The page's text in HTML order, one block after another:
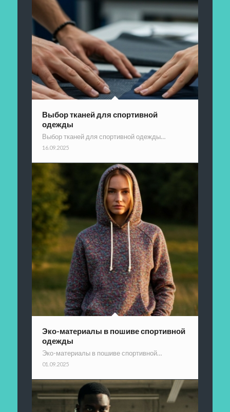
Выбор тканей для спортивной
одежды
Выбор тканей для спортивной одежды…
16.09.2025
Эко-материалы в пошиве спортивной
одежды
Эко-материалы в пошиве спортивной…
01.09.2025